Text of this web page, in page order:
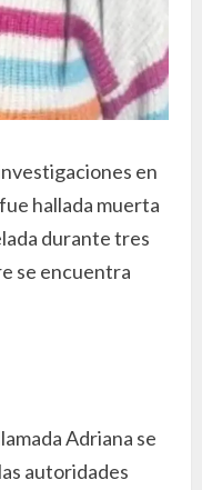
en
hallada muerta
durante tres
se encuentra
Adriana se
autoridades